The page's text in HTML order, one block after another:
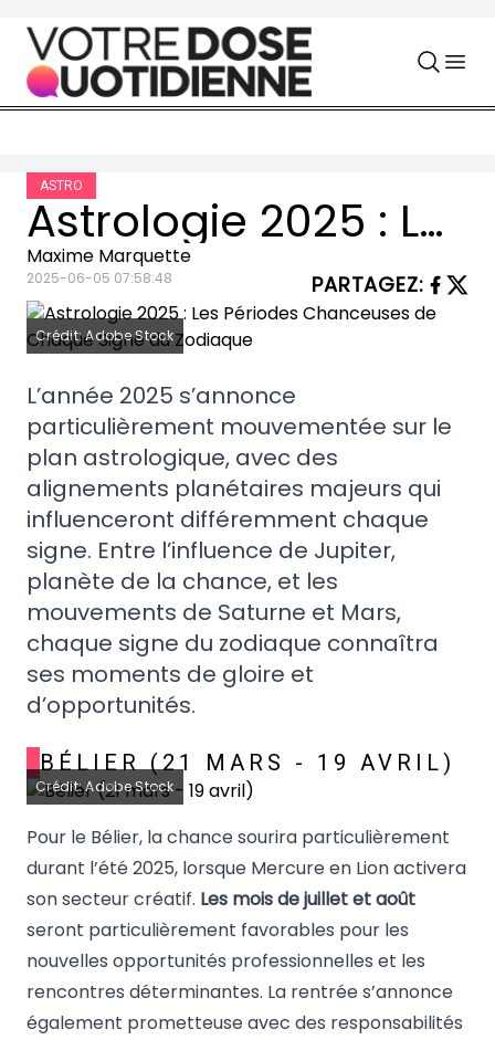
Skip to content
ASTRO
Astrologie 2025 : Les Périodes Chanceuses de Chaque Signe du Zodiaque
Maxime Marquette
2025-06-05 07:58:48 PARTAGEZ:
Crédit: Adobe Stock
L’année 2025 s’annonce
particulièrement mouvementée sur le
plan astrologique, avec des
alignements planétaires majeurs qui
influenceront différemment chaque
signe. Entre l’influence de Jupiter,
planète de la chance, et les
mouvements de Saturne et Mars,
chaque signe du zodiaque connaîtra
ses moments de gloire et
d’opportunités.
BÉLIER (21 MARS - 19 AVRIL)
Crédit: Adobe Stock
Pour le Bélier, la chance sourira particulièrement
durant l’été 2025, lorsque Mercure en Lion activera
son secteur créatif. Les mois de juillet et août
seront particulièrement favorables pour les
nouvelles opportunités professionnelles et les
rencontres déterminantes. La rentrée s’annonce
également prometteuse avec des responsabilités